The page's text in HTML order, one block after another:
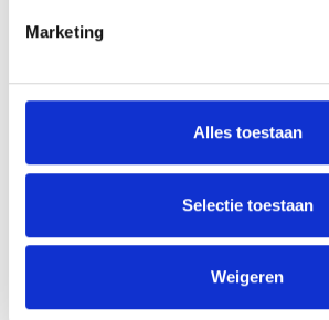
Marketing
Alles toestaan
Selectie toestaan
Weigeren
Woning
*
Oppervlakte in m2 *
Vul hier het aantal m2 oppervlakte in